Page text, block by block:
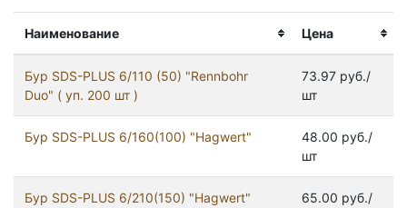
Наименование Цена
Бур SDS-PLUS 6/110 (50) "Rennbohr
Duo" ( уп. 200 шт )
73.97 руб./
шт
Бур SDS-PLUS 6/160(100) "Hagwert"
48.00 руб./
шт
Бур SDS-PLUS 6/210(150) "Hagwert"
65.00 руб./